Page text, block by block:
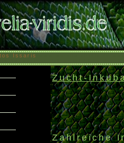
Issaris
Zucht-
Zahlreiche